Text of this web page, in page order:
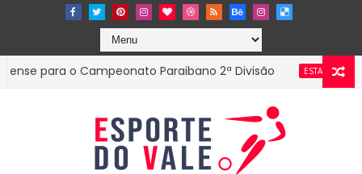
para o Campeonato Paraibano 2ª Divisão ESTADUAL